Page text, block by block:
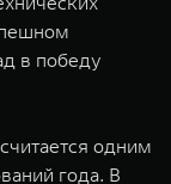
в победу
одним
года. В